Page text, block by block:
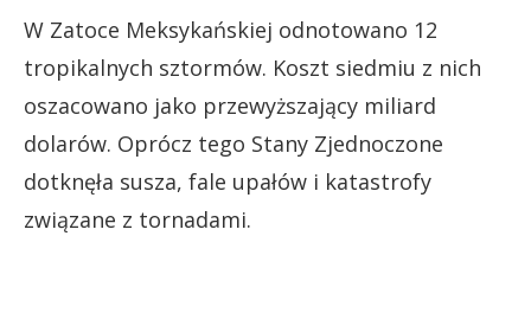
W Zatoce Meksykańskiej odnotowano 12
tropikalnych sztormów. Koszt siedmiu z nich
oszacowano jako przewyższający miliard
dolarów. Oprócz tego Stany Zjednoczone
dotknęła susza, fale upałów i katastrofy
związane z tornadami.